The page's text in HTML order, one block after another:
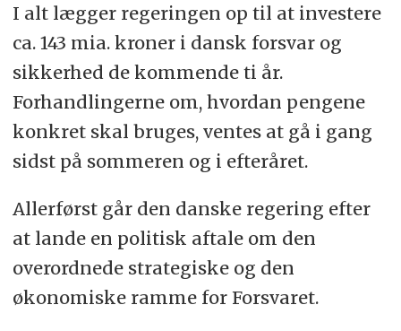
I alt lægger regeringen op til at investere
ca. 143 mia. kroner i dansk forsvar og
sikkerhed de kommende ti år.
Forhandlingerne om, hvordan pengene
konkret skal bruges, ventes at gå i gang
sidst på sommeren og i efteråret.
Allerførst går den danske regering efter
at lande en politisk aftale om den
overordnede strategiske og den
økonomiske ramme for Forsvaret.